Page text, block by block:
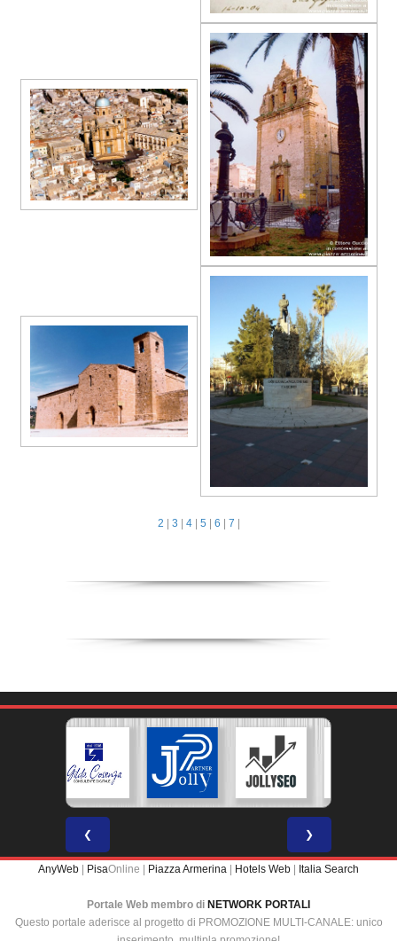
2 | 3 | 4| 5 | 6 | 7 |
❮ ❯
AnyWeb PisaOnline | Piazza Armerina Hotels Web Italia Search
Portale Web membro di NETWORK PORTALI
Questo portale aderisce al progetto di PROMOZIONE MULTI-CANALE: unico